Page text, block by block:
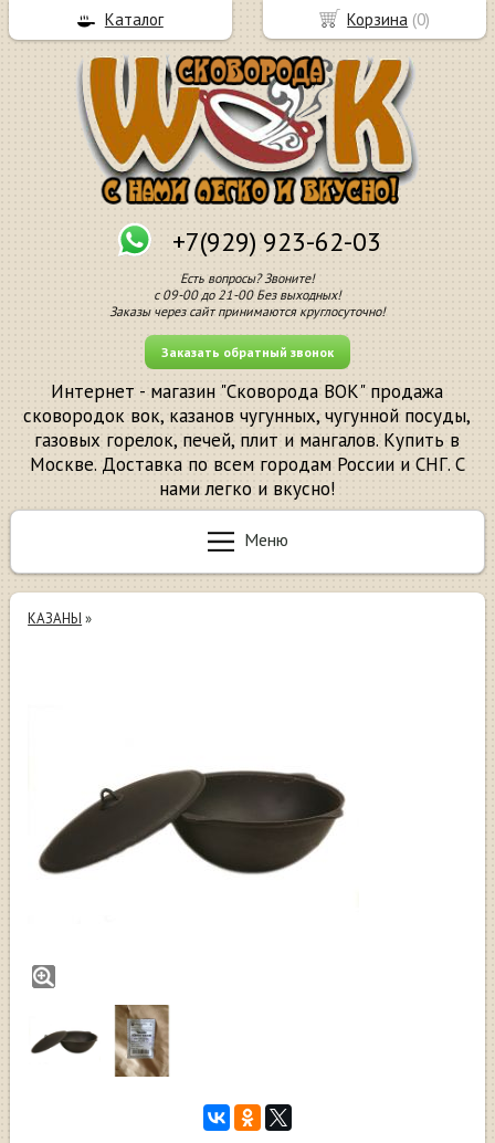
+7(929) 923-62-03
Есть вопросы? Звоните!
с 09-00 до 21-00 Без выходных!
Заказы через сайт принимаются круглосуточно!
Заказать обратный звонок
Интернет - магазин "Сковорода ВОК" продажа
сковородок вок, казанов чугунных, чугунной посуды,
газовых горелок, печей, плит и мангалов. Купить в
Москве. Доставка по всем городам России и СНГ. С
нами легко и вкусно!
Меню
КАЗАНЫ »
Корзина (0)
Каталог